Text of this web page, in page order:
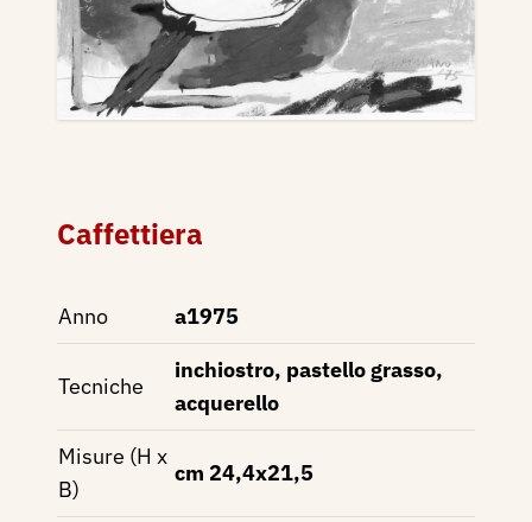
Caffettiera
Anno a1975
Tecniche
inchiostro, pastello grasso,
acquerello
Misure (H x
B)
cm 24,4x21,5